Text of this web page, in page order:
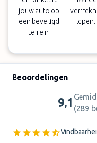
jouw auto op
een beveiligd
terrein.
lopen.
Beoordelingen
9,1 (289